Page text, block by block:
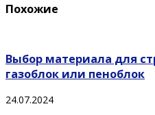
Похожие
Выбор материала для
газоблок или пеноблок
24.07.2024